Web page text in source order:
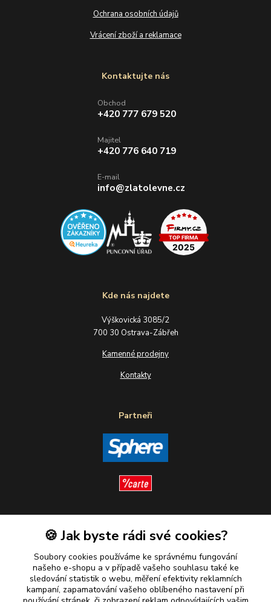
Ochrana osobních údajů
Vrácení zboží a reklamace
Kde nás najdete
Výškovická 3085/2
700 30 Ostrava-Zábřeh
Kamenné prodejny
Kontakty
Partneři
Sledujte nás
Plaťte u nás bezpečně
Kontaktujte nás
Obchod
+420 777 679 520
Majitel
+420 776 640 719
E-mail
info@zlatolevne.cz
🍪 Jak byste rádi své cookies?
Soubory cookies používáme ke správnému fungování
našeho e-shopu a v případě vašeho souhlasu také ke
sledování statistik o webu, měření efektivity reklamních
kampaní, zapamatování vašeho oblíbeného nastavení při